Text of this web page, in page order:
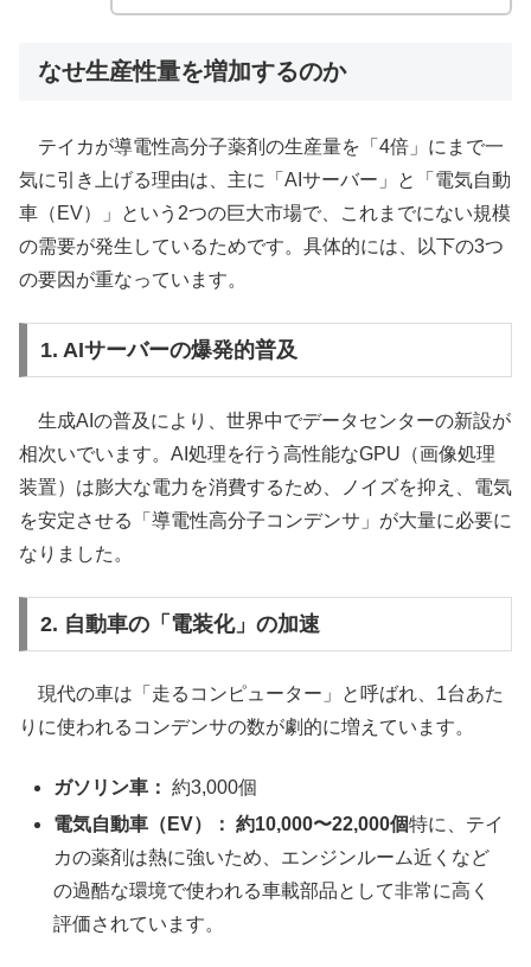
なせ生産性量を増加するのか
テイカが導電性高分子薬剤の生産量を「4倍」にまで一
気に引き上げる理由は、主に「AIサーバー」と「電気自動
車（EV）」という2つの巨大市場で、これまでにない規模
の需要が発生しているためです。具体的には、以下の3つ
の要因が重なっています。
1. AIサーバーの爆発的普及
生成AIの普及により、世界中でデータセンターの新設が
相次いでいます。AI処理を行う高性能なGPU（画像処理
装置）は膨大な電力を消費するため、ノイズを抑え、電気
を安定させる「導電性高分子コンデンサ」が大量に必要に
なりました。
2. 自動車の「電装化」の加速
現代の車は「走るコンピューター」と呼ばれ、1台あた
りに使われるコンデンサの数が劇的に増えています。
ガソリン車： 約3,000個
電気自動車（EV）： 約10,000〜22,000個特に、テイ
カの薬剤は熱に強いため、エンジンルーム近くなど
の過酷な環境で使われる車載部品として非常に高く
評価されています。